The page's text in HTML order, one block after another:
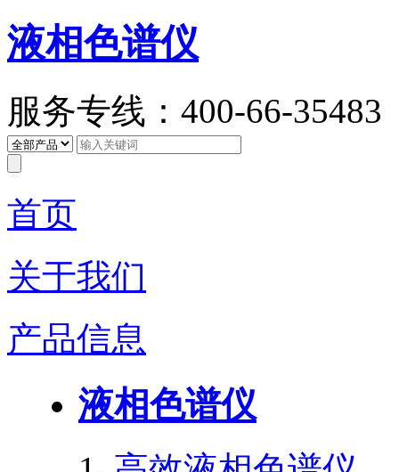
液相色谱仪
服务专线：400-66-35483
首页
关于我们
产品信息
液相色谱仪